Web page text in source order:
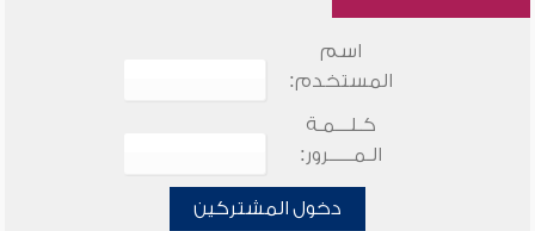
اسم
المستخدم:
كـلـــمـة
الـمـــــرور:
دخول المشتركين